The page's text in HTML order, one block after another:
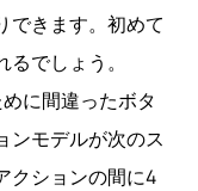
できます。初めて
でしょう。
に間違ったボタ
ンモデルが次のス
クションの間に4